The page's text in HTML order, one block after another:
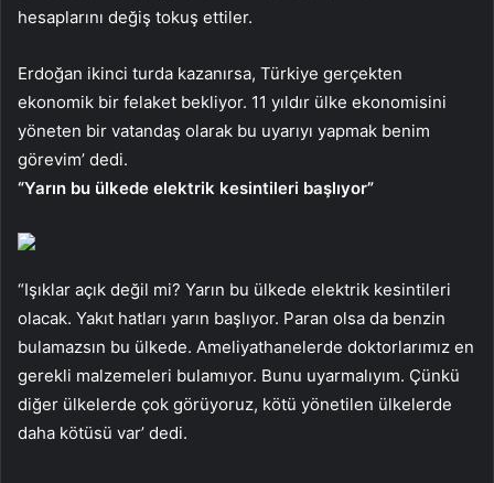
hesaplarını değiş tokuş ettiler.
Erdoğan ikinci turda kazanırsa, Türkiye gerçekten
ekonomik bir felaket bekliyor. 11 yıldır ülke ekonomisini
yöneten bir vatandaş olarak bu uyarıyı yapmak benim
görevim’ dedi.
“Yarın bu ülkede elektrik kesintileri başlıyor”
“Işıklar açık değil mi? Yarın bu ülkede elektrik kesintileri
olacak. Yakıt hatları yarın başlıyor. Paran olsa da benzin
bulamazsın bu ülkede. Ameliyathanelerde doktorlarımız en
gerekli malzemeleri bulamıyor. Bunu uyarmalıyım. Çünkü
diğer ülkelerde çok görüyoruz, kötü yönetilen ülkelerde
daha kötüsü var’ dedi.